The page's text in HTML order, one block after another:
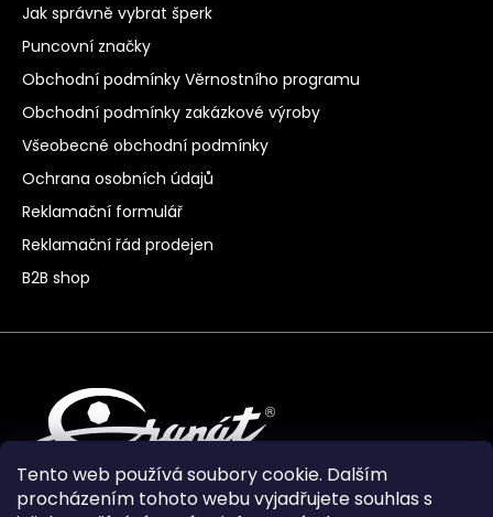
Tento web používá soubory cookie. Dalším
procházením tohoto webu vyjadřujete souhlas s
Jak správně vybrat šperk
Puncovní značky
Obchodní podmínky Věrnostního programu
Obchodní podmínky zakázkové výroby
Všeobecné obchodní podmínky
Ochrana osobních údajů
Reklamační formulář
Reklamační řád prodejen
B2B shop